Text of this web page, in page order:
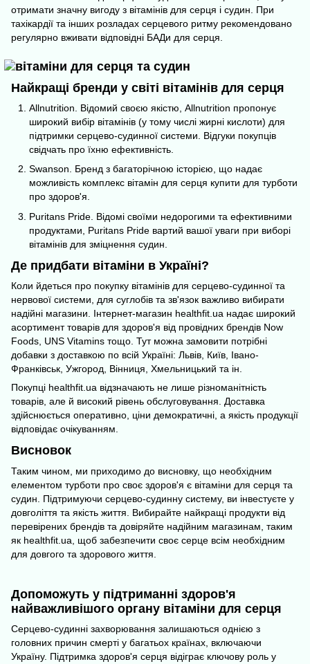
отримати значну вигоду з вітамінів для серця і судин. При
тахікардії та інших розладах серцевого ритму рекомендовано
регулярно вживати відповідні БАДи для серця.
Найкращі бренди у світі вітамінів для серця
Allnutrition. Відомий своєю якістю, Allnutrition пропонує
широкий вибір вітамінів (у тому числі жирні кислоти) для
підтримки серцево-судинної системи. Відгуки покупців
свідчать про їхню ефективність.
Swanson. Бренд з багаторічною історією, що надає
можливість комплекс вітамін для серця купити для турботи
про здоров'я.
Puritans Pride. Відомі своїми недорогими та ефективними
продуктами, Puritans Pride вартий вашої уваги при виборі
вітамінів для зміцнення судин.
Де придбати вітаміни в Україні?
Коли йдеться про покупку вітамінів для серцево-судинної та
нервової системи, для суглобів та зв'язок важливо вибирати
надійні магазини. Інтернет-магазин healthfit.ua надає широкий
асортименттоварів для здоров'я від провідних брендів Now
Foods, UNS Vitamins тощо. Тут можна замовити потрібні
добавки з доставкою по всій Україні: Львів, Київ, Івано-
Франківськ, Ужгород, Вінниця, Хмельницький та ін.
Покупці healthfit.ua відзначають не лише різноманітність
товарів, але й високий рівень обслуговування. Доставка
здійснюється оперативно, ціни демократичні, а якість продукції
відповідає очікуванням.
Висновок
Таким чином, ми приходимо до висновку, що необхідним
елементом турботи про своє здоров'я є вітаміни для серця та
судин. Підтримуючи серцево-судинну систему, ви інвестуєте у
довголіття та якість життя. Вибирайте найкращі продукти від
перевірених брендів та довіряйте надійним магазинам, таким
як healthfit.ua, щоб забезпечити своє серце всім необхідним
для довгого та здорового життя.
Допоможуть у підтриманні здоров'я
найважливішого органу вітаміни для серця
Серцево-судинні захворювання залишаються однією з
головних причин смерті у багатьох країнах, включаючи
Україну. Підтримка здоров'я серця відіграє ключову роль у